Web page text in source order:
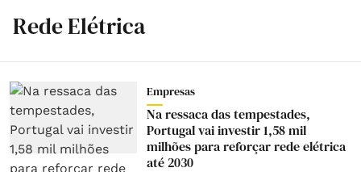
Rede Elétrica
Empresas
Na ressaca das tempestades,
Portugal vai investir 1,58 mil
milhões para reforçar rede elétrica
até 2030